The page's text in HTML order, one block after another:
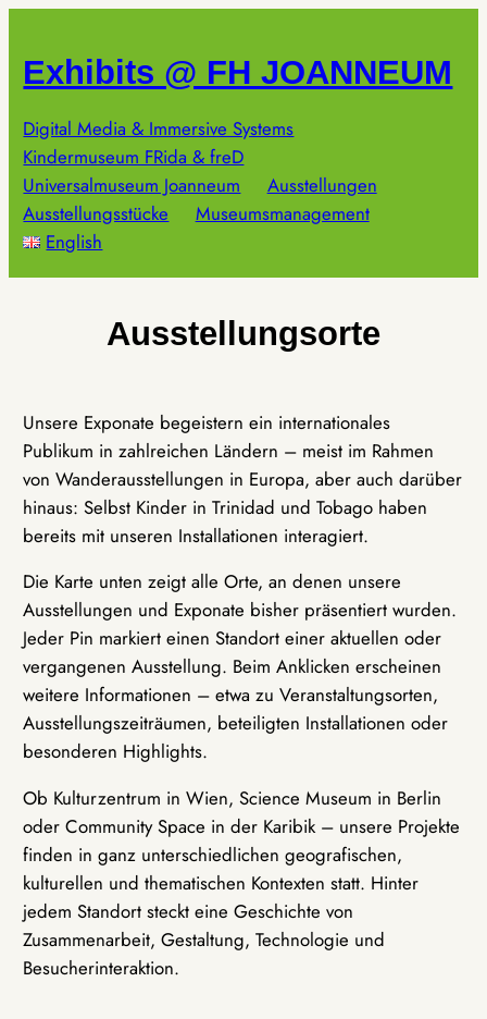
springen
Exhibits @ FH JOANNEUM
Digital Media & Immersive Systems
Kindermuseum FRida & freD
Universalmuseum Joanneum
Ausstellungen
Ausstellungsstücke
Museumsmanagement
English
Ausstellungsorte
Unsere Exponate begeistern ein internationales
Publikum in zahlreichen Ländern – meist im Rahmen
von Wanderausstellungen in Europa, aber auch darüber
hinaus: Selbst Kinder in Trinidad und Tobago haben
bereits mit unseren Installationen interagiert.
Die Karte unten zeigt alle Orte, an denen unsere
Ausstellungen und Exponate bisher präsentiert wurden.
Jeder Pin markiert einen Standort einer aktuellen oder
vergangenen Ausstellung. Beim Anklicken erscheinen
weitere Informationen – etwa zu Veranstaltungsorten,
Ausstellungszeiträumen, beteiligten Installationen oder
besonderen Highlights.
Ob Kulturzentrum in Wien, Science Museum in Berlin
oder Community Space in der Karibik – unsere Projekte
finden in ganz unterschiedlichen geografischen,
kulturellen und thematischen Kontexten statt. Hinter
jedem Standort steckt eine Geschichte von
Zusammenarbeit, Gestaltung, Technologie und
Besucherinteraktion.